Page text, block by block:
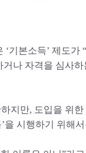
기본소득’ 제도
나 자격을 심사
지만, 도입을 위
을 시행하기 위해